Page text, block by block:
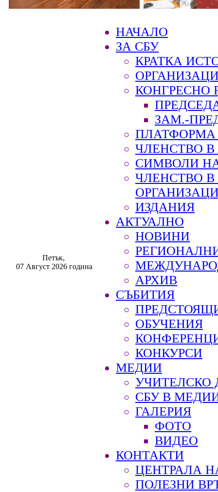
Петък,
07 Август 2026 година
НАЧАЛО
ЗА СБУ
КРАТКА
КОНГРЕСНО
ЗАМ.-
ПЛАТФОРМА
ЧЛЕНСТВО В
СИМВОЛИ
ЧЛЕНСТВО
ИЗДАНИЯ
АКТУАЛНО
НОВИНИ
АРХИВ
СЪБИТИЯ
ОБУЧЕНИЯ
КОНКУРСИ
МЕДИИ
УЧИТЕЛСКО
СБУ В
ГАЛЕРИЯ
ФОТО
ВИДЕО
КОНТАКТИ
ЦЕНТРАЛА
ПОЛЕЗНИ